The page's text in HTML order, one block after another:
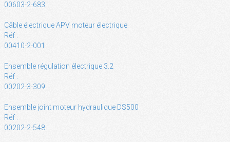
00603-2-683
Câble électrique APV moteur électrique
Réf :
00410-2-001
Ensemble régulation électrique 3.2
Réf :
00202-3-309
Ensemble joint moteur hydraulique DS500
Réf :
00202-2-548